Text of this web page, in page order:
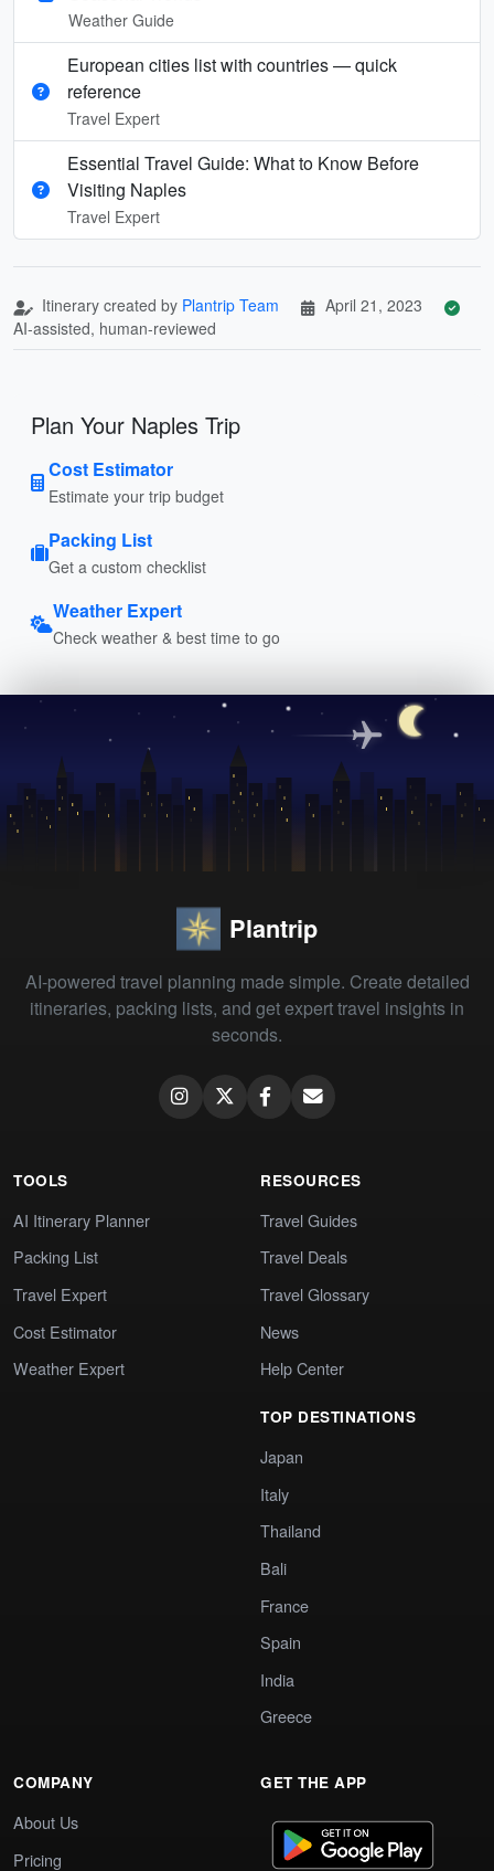
Weather Guide
European cities list with countries — quick
reference
Travel Expert
Essential Travel Guide: What to Know Before
Visiting Naples
Travel Expert
Itinerary created by Plantrip Team
April 21, 2023
AI-assisted, human-reviewed
Plan Your Naples Trip
Cost Estimator
Estimate your trip budget
Packing List
Get a custom checklist
Weather Expert
Check weather & best time to go
Plantrip
AI-powered travel planning made simple. Create detailed
itineraries, packing lists, and get expert travel insights in
seconds.
TOOLS
AI Itinerary Planner
Packing List
Travel Expert
Cost Estimator
Weather Expert
RESOURCES
Travel Guides
Travel Deals
Travel Glossary
News
Help Center
TOP DESTINATIONS
Japan
Italy
Thailand
Bali
France
Spain
India
Greece
COMPANY
About Us
Pricing
GET THE APP